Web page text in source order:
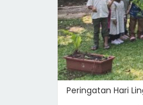
Peringatan Hari